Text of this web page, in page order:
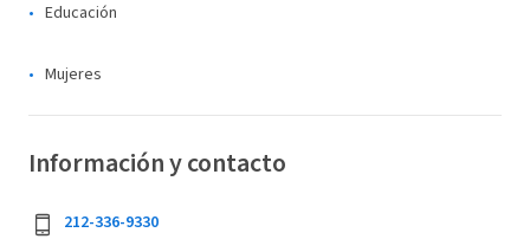
Educación
Mujeres
Información y contacto
212-336-9330